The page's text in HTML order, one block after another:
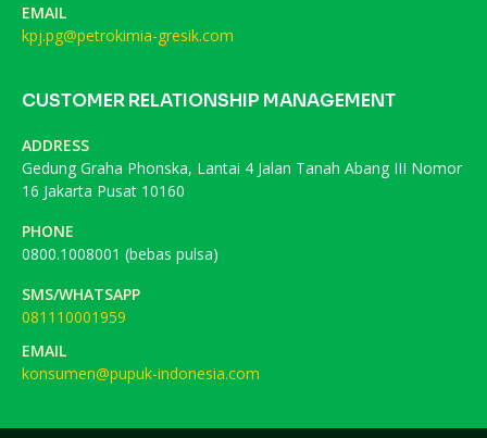
EMAIL
kpj.pg@petrokimia-gresik.com
CUSTOMER RELATIONSHIP MANAGEMENT
ADDRESS
Gedung Graha Phonska, Lantai 4 Jalan Tanah Abang III Nomor
16 Jakarta Pusat 10160
PHONE
0800.1008001 (bebas pulsa)
SMS/WHATSAPP
081110001959
EMAIL
konsumen@pupuk-indonesia.com